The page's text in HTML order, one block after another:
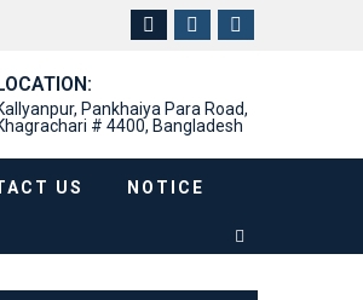
Pankhaiya Para Road,
# 4400, Bangladesh
US NOTICE